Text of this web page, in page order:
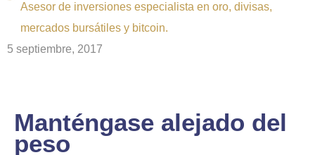
Asesor de inversiones especialista en oro, divisas,
mercados bursátiles y bitcoin.
5 septiembre, 2017
Manténgase alejado del
peso